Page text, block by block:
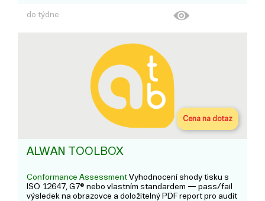
do týdne
Cena na dotaz
ALWAN TOOLBOX
Conformance Assessment Vyhodnocení shody tisku s
ISO 12647, G7® nebo vlastním standardem — pass/fail
výsledek na obrazovce a doložitelný PDF report pro audit